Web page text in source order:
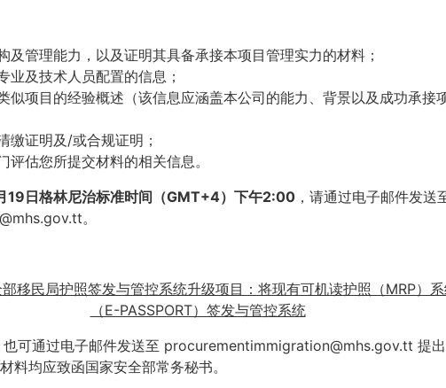
及管理能力，以及证明其具备承接本项目管理实力的材料；
业及技术人员配置的信息；
似项目的经验概述（该信息应涵盖本公司的能力、背景以及成功承接
缴证明及/或合规证明；
评估您所提交材料的相关信息。
19日格林尼治标准时间（GMT+4）下午2:00 ，请通过电子邮件发送
。
移民局护照签发与管控系统升级项目：将现有可机读护照（MRP）
（E-PASSPORT）签发与管控系统
也可通过电子邮件发送至 procurementimmigration@mhs.gov.tt 提
料均应致函国家安全部常务秘书。